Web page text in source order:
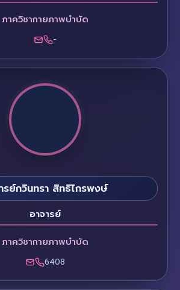
ภาควิชากายภาพบำบัด
-
รย์กวินทรา สิทธิไกรพงษ์
อาจารย์
ภาควิชากายภาพบำบัด
6408